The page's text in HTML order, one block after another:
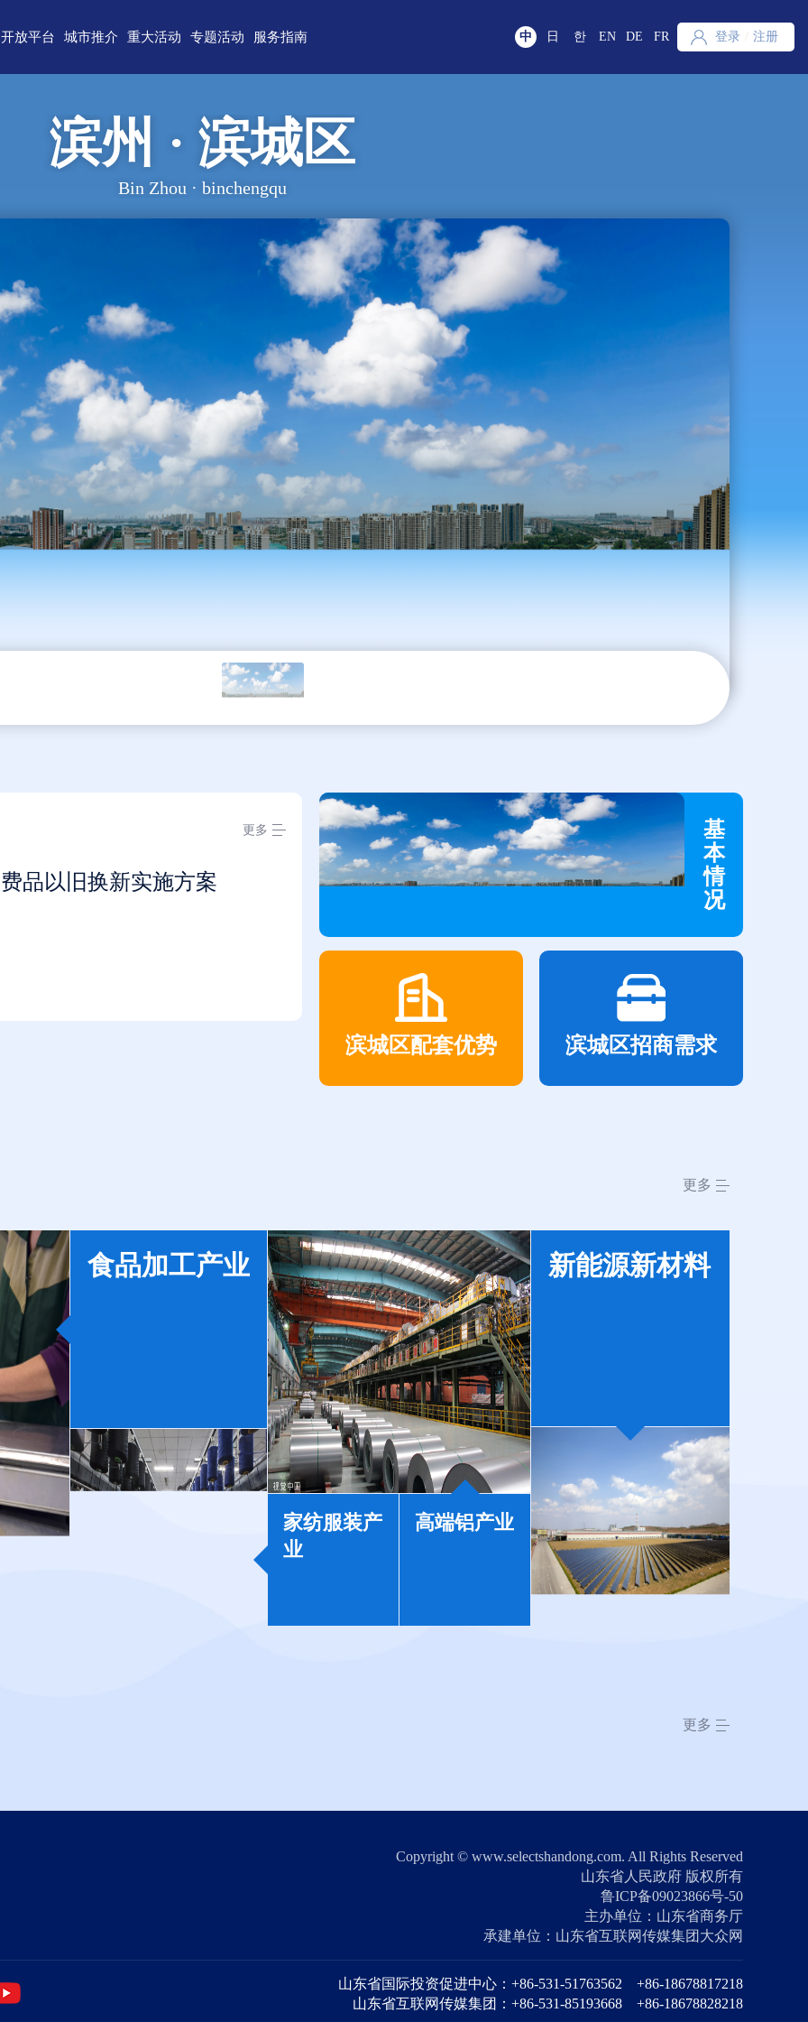
开放平台
)自由贸易试验区
术产业开发区
技术）开发区
织地方经贸合作示范区
城市推介
济南 青岛
淄博 枣庄
东营 烟台
济宁
菏泽
重大活动 专题活动
重点区域招商
直播山东
云招商
云路演
服务指南
政务服务
意见建议
中 日 한 EN DE FR 登录 / 注册
滨州 · 滨城区
Bin Zhou · binchengqu
更多
品以旧换新实施方案
基
本
情
况
滨城区配套优势 滨城区招商需求
更多
食品加工产业
家纺服装产
业
高端铝产业
新能源新材料
更多
Copyright © www.selectshandong.com. All Rights Reserved
山东省人民政府 版权所有
鲁ICP备09023866号-50
主办单位：山东省商务厅
承建单位：山东省互联网传媒集团大众网
山东省国际投资促进中心：+86-531-51763562 +86-18678817218
山东省互联网传媒集团：+86-531-85193668 +86-18678828218